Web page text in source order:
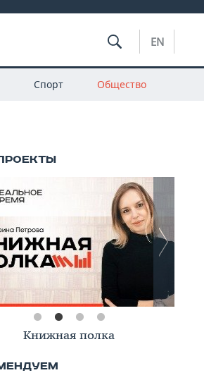
EN
Спорт Общество
Книжная полка